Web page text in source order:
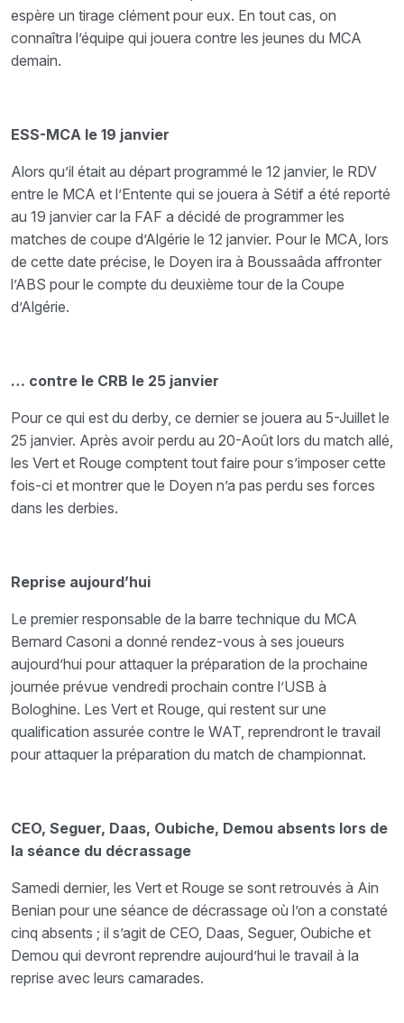
espère un tirage clément pour eux. En tout cas, on
connaîtra l’équipe qui jouera contre les jeunes du MCA
demain.
ESS-MCA le 19 janvier
Alors qu’il était au départ programmé le 12 janvier, le RDV
entre le MCA et l’Entente qui se jouera à Sétif a été reporté
au 19 janvier car la FAF a décidé de programmer les
matches de coupe d’Algérie le 12 janvier. Pour le MCA, lors
de cette date précise, le Doyen ira à Boussaâda affronter
l’ABS pour le compte du deuxième tour de la Coupe
d’Algérie.
… contre le CRB le 25 janvier
Pour ce qui est du derby, ce dernier se jouera au 5-Juillet le
25 janvier. Après avoir perdu au 20-Août lors du match allé,
les Vert et Rouge comptent tout faire pour s’imposer cette
fois-ci et montrer que le Doyen n’a pas perdu ses forces
dans les derbies.
Reprise aujourd’hui
Le premier responsable de la barre technique du MCA
Bernard Casoni a donné rendez-vous à ses joueurs
aujourd’hui pour attaquer la préparation de la prochaine
journée prévue vendredi prochain contre l’USB à
Bologhine. Les Vert et Rouge, qui restent sur une
qualification assurée contre le WAT, reprendront le travail
pour attaquer la préparation du match de championnat.
CEO, Seguer, Daas, Oubiche, Demou absents lors de
la séance du décrassage
Samedi dernier, les Vert et Rouge se sont retrouvés à Ain
Benian pour une séance de décrassage où l’on a constaté
cinq absents ; il s’agit de CEO, Daas, Seguer, Oubiche et
Demou qui devront reprendre aujourd’hui le travail à la
reprise avec leurs camarades.